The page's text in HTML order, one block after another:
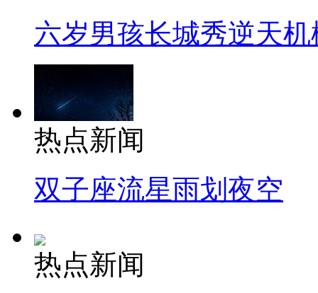
六岁男孩长城秀逆天机
热点新闻
双子座流星雨划夜空
热点新闻